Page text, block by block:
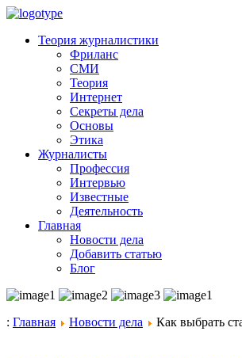
Теория журналистики
Фриланс
СМИ
Теория
Интернет
Секреты дела
Основы
Этика
Журналисты
Профессия
Интервью
Известные
Деятельность
Главная
Новости дела
Добавить статью
Блог
: Главная Новости дела Как выбрать